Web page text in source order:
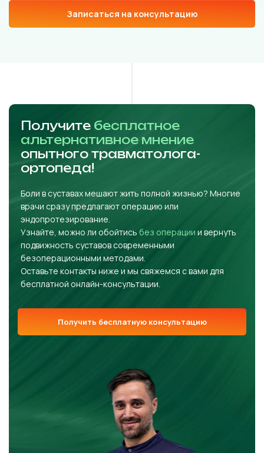
Записаться на консультацию
Получите бесплатное
альтернативное мнение
опытного травматолога-
ортопеда!
Боли в суставах мешают жить полной жизнью? Многие
врачи сразу предлагают операцию или
эндопротезирование.
Узнайте, можно ли обойтись без операции и вернуть
подвижность суставов современными
безоперационными методами.
Оставьте контакты ниже и мы свяжемся с вами для
бесплатной онлайн-консультации.
Получить бесплатную консультацию